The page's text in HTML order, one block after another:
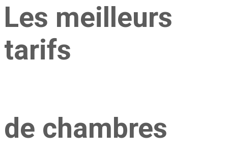
Les meilleurs
tarifs
de chambres